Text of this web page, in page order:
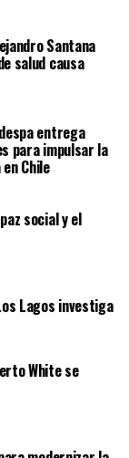
Santana
salud causa
entrega
para impulsar la
Chile
social y el
Lagos investiga
White se